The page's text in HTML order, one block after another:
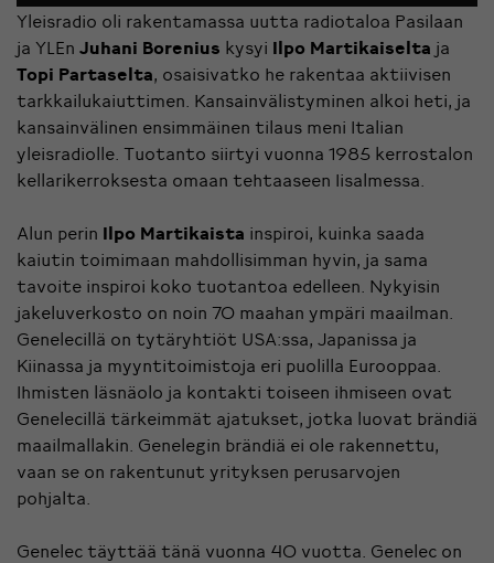
Yleisradio oli rakentamassa uutta radiotaloa Pasilaan
ja YLEn Juhani Borenius kysyi Ilpo Martikaiselta ja
Topi Partaselta, osaisivatko he rakentaa aktiivisen
tarkkailukaiuttimen. Kansainvälistyminen alkoi heti, ja
kansainvälinen ensimmäinen tilaus meni Italian
yleisradiolle. Tuotanto siirtyi vuonna 1985 kerrostalon
kellarikerroksesta omaan tehtaaseen Iisalmessa.
Alun perin Ilpo Martikaista inspiroi, kuinka saada
kaiutin toimimaan mahdollisimman hyvin, ja sama
tavoite inspiroi koko tuotantoa edelleen. Nykyisin
jakeluverkosto on noin 70 maahan ympäri maailman.
Genelecillä on tytäryhtiöt USA:ssa, Japanissa ja
Kiinassa ja myyntitoimistoja eri puolilla Eurooppaa.
Ihmisten läsnäolo ja kontakti toiseen ihmiseen ovat
Genelecillä tärkeimmät ajatukset, jotka luovat brändiä
maailmallakin. Genelegin brändiä ei ole rakennettu,
vaan se on rakentunut yrityksen perusarvojen
pohjalta.
Genelec täyttää tänä vuonna 40 vuotta. Genelec on